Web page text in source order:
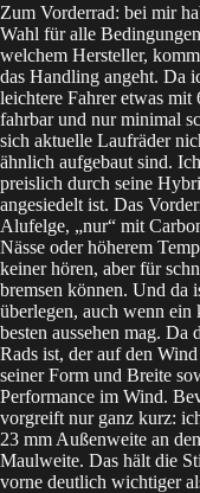
Zum Vorderrad: bei mir
Wahl für alle
welchem Hersteller,
das Handling angeht. Da
leichtere Fahrer etwas
fahrbar und nur minimal
sich aktuelle Laufräder
ähnlich aufgebaut sind.
preislich durch seine
angesiedelt ist. Das
Alufelge, „nur“ mit
Nässe oder höherem
keiner hören, aber für
bremsen können. Und da
überlegen, auch wenn ein
besten aussehen mag. Da
Rads ist, der auf den
seiner Form und Breite
Performance im Wind.
vorgreift nur ganz kurz:
23 mm Außenweite an
Maulweite. Das hält die
vorne deutlich wichtiger